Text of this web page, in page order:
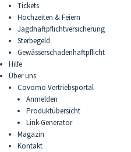
Tickets
Hochzeiten & Feiern
Jagdhaftpflichtversicherung
Sterbegeld
Gewässerschadenhaftpflicht
Hilfe
Über uns
Covomo Vertriebsportal
Anmelden
Produktübersicht
Link-Generator
Magazin
Kontakt